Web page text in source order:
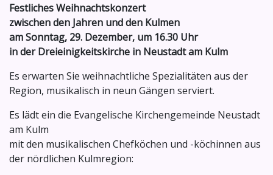
Festliches Weihnachtskonzert
zwischen den Jahren und den Kulmen
am Sonntag, 29. Dezember, um 16.30 Uhr
in der Dreieinigkeitskirche in Neustadt am Kulm
Es erwarten Sie weihnachtliche Spezialitäten aus der
Region, musikalisch in neun Gängen serviert.
Es lädt ein die Evangelische Kirchengemeinde Neustadt
am Kulm
mit den musikalischen Chefköchen und -köchinnen aus
der nördlichen Kulmregion: